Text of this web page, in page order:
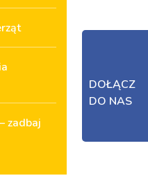
DOŁĄCZ
DO NAS
zadbaj